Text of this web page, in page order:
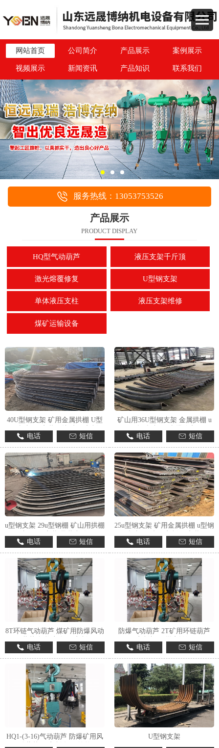
网站首页 公司简介 产品展示 案例展示
视频展示 新闻资讯 产品知识 联系我们
1 3
服务热线：13053753526
产品展示
PRODUCT DISPLAY
HQ型气动葫芦 液压支架千斤顶
激光熔覆修复 U型钢支架
单体液压支柱 液压支架维修
煤矿运输设备
40U型钢支架 矿用金属拱棚 U型
电话
短信
矿山用36U型钢支架 金属拱棚 u
电话
短信
u型钢支架 29u型钢棚 矿山用拱棚
电话
短信
25u型钢支架 矿用金属拱棚 u型钢
电话
短信
8T环链气动葫芦 煤矿用防爆风动
电话
短信
防爆气动葫芦 2T矿用环链葫芦
电话
短信
HQ1-(3-16)气动葫芦 防爆矿用风
U型钢支架